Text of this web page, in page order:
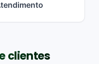
clientes